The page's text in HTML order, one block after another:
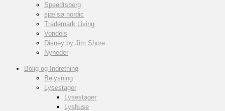
Speedtsberg
sjælsø nordic
Trademark Living
Vondels
Disney by Jim Shore
Nyheder
Bolig og Indretning
Belysning
Lysestager
Lysestager
Lyshuse